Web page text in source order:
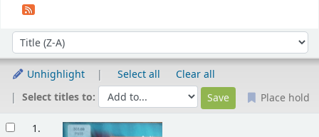
Sort by:
Unhighlight Select all
Clear all
Select titles to:
Place hold
1.